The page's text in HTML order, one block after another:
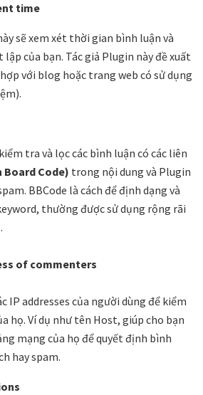
time
sẽ xem xét thời gian bình luận và
của bạn. Tác giả Plugin này đề xuất
với blog hoặc trang web có sử dụng
tra và lọc các bình luận có các liên
Board Code) trong nội dung và Plugin
BBCode là cách để định dạng và
thường được sử dụng rộng rãi
of commenters
IP addresses của người dùng để kiểm
họ. Ví dụ như tên Host, giúp cho bạn
mạng của họ để quyết định bình
hay spam.